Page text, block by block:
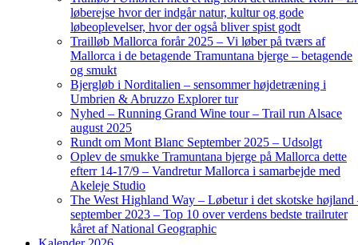
løberejse hvor der indgår natur, kultur og gode
løbeoplevelser, hvor der også bliver spist godt
Trailløb Mallorca forår 2025 – Vi løber på tværs af
Mallorca i de betagende Tramuntana bjerge – betagende
og smukt
Bjergløb i Norditalien – sensommer højdetræning i
Umbrien & Abruzzo Explorer tur
Nyhed – Running Grand Wine tour – Trail run Alsace
august 2025
Rundt om Mont Blanc September 2025 – Udsolgt
Oplev de smukke Tramuntana bjerge på Mallorca dette
efterr 14-17/9 – Vandretur Mallorca i samarbejde med
Akeleje Studio
The West Highland Way – Løbetur i det skotske højland
september 2023 – Top 10 over verdens bedste trailruter
kåret af National Geographic